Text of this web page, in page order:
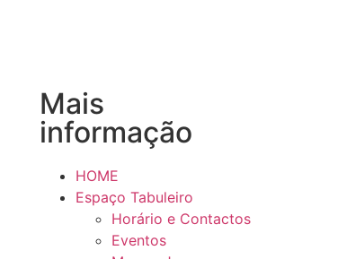
Mais
informação
HOME
Espaço Tabuleiro
Horário e Contactos
Eventos